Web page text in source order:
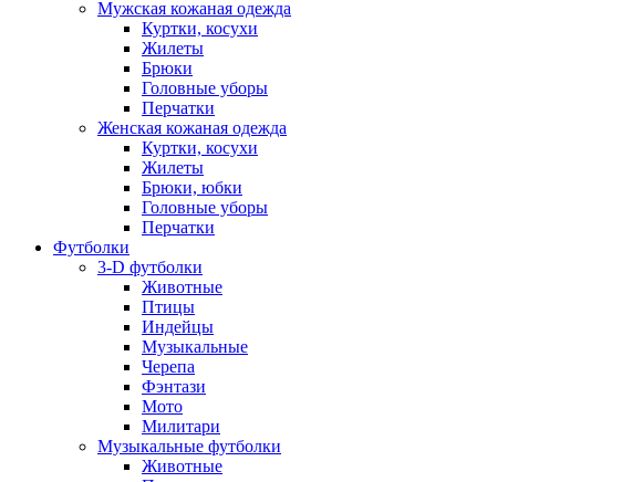
Мужская кожаная одежда
Куртки, косухи
Жилеты
Брюки
Головные уборы
Перчатки
Женская кожаная одежда
Куртки, косухи
Жилеты
Брюки, юбки
Головные уборы
Перчатки
Футболки
3-D футболки
Животные
Птицы
Индейцы
Музыкальные
Черепа
Фэнтази
Мото
Милитари
Музыкальные футболки
Животные